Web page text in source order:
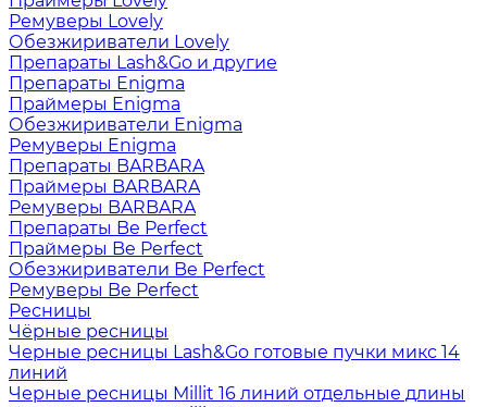
Ремуверы Lovely
Обезжириватели Lovely
Препараты Lash&Go и другие
Препараты Enigma
Праймеры Enigma
Обезжириватели Enigma
Ремуверы Enigma
Препараты BARBARA
Праймеры BARBARA
Ремуверы BARBARA
Препараты Be Perfect
Праймеры Be Perfect
Обезжириватели Be Perfect
Ремуверы Be Perfect
Ресницы
Чёрные ресницы
Черные ресницы Lash&Go готовые пучки микс 14
линий
Черные ресницы Millit 16 линий отдельные длины